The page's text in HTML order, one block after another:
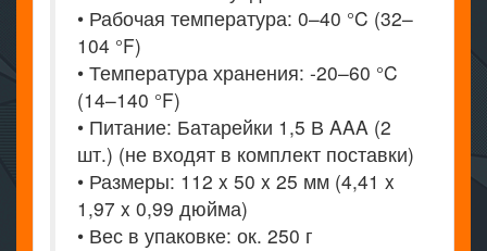
• Рабочая температура: 0–40 °C (32–
104 °F)
• Температура хранения: -20–60 °C
(14–140 °F)
• Питание: Батарейки 1,5 В AAA (2
шт.) (не входят в комплект поставки)
• Размеры: 112 x 50 x 25 мм (4,41 x
1,97 x 0,99 дюйма)
• Вес в упаковке: ок. 250 г